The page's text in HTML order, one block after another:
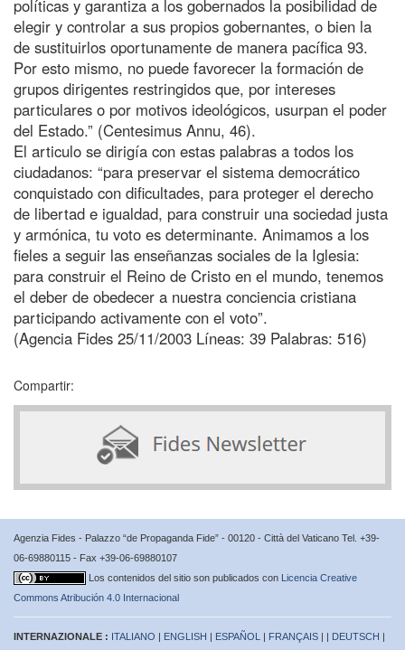
políticas y garantiza a los gobernados la posibilidad de
elegir y controlar a sus propios gobernantes, o bien la
de sustituirlos oportunamente de manera pacífica 93.
Por esto mismo, no puede favorecer la formación de
grupos dirigentes restringidos que, por intereses
particulares o por motivos ideológicos, usurpan el poder
del Estado.” (Centesimus Annu, 46).
El articulo se dirigía con estas palabras a todos los
ciudadanos: “para preservar el sistema democrático
conquistado con dificultades, para proteger el derecho
de libertad e igualdad, para construir una sociedad justa
y armónica, tu voto es determinante. Animamos a los
fieles a seguir las enseñanzas sociales de la Iglesia:
para construir el Reino de Cristo en el mundo, tenemos
el deber de obedecer a nuestra conciencia cristiana
participando activamente con el voto”.
(Agencia Fides 25/11/2003 Líneas: 39 Palabras: 516)
Compartir:
Agenzia Fides - Palazzo “de Propaganda Fide” - 00120 - Città del Vaticano Tel. +39-
06-69880115 - Fax +39-06-69880107
Los contenidos del sitio son publicados con Licencia Creative
Commons Atribución 4.0 Internacional
INTERNAZIONALE : ITALIANO | ENGLISH | ESPAÑOL | FRANÇAIS | | DEUTSCH |